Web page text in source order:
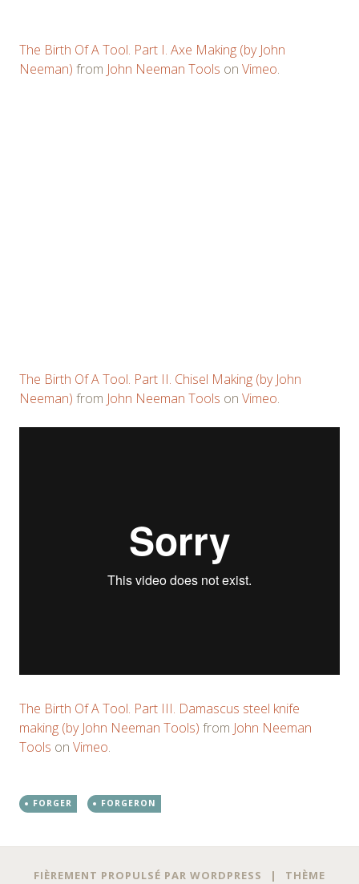
The Birth Of A Tool. Part I. Axe Making (by John
Neeman) from John Neeman Tools on Vimeo.
The Birth Of A Tool. Part II. Chisel Making (by John
Neeman) from John Neeman Tools on Vimeo.
The Birth Of A Tool. Part III. Damascus steel knife
making (by John Neeman Tools) from John Neeman
Tools on Vimeo.
FORGER FORGERON
FIÈREMENT PROPULSÉ PAR WORDPRESS | THÈME